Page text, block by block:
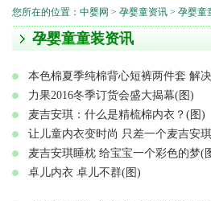
您所在的位置： 中婴网 > 孕婴童资讯 > 孕婴童
孕婴童童装资讯
本色棉夏季纯棉背心短裤两件套 解
力果2016冬季订货会盛大揭幕(图)
麦吉安琪：什么是精梳棉内衣？(图)
让儿童内衣变时尚 只差一个麦吉安
麦吉安琪睡枕 给宝宝一个彩色的梦(
卓儿内衣 卓儿不群(图)